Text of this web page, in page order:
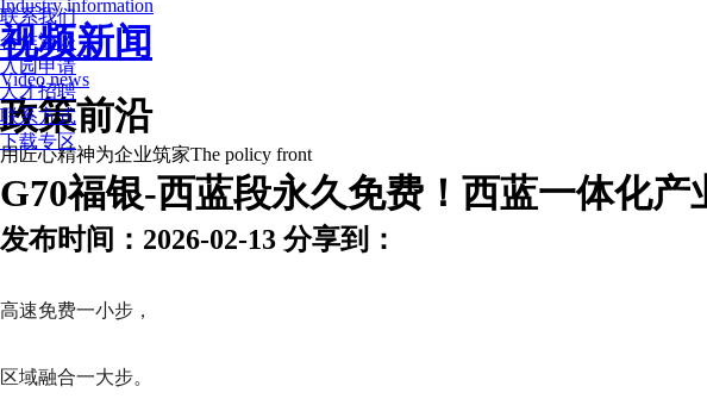
联系我们
合作洽谈
入园申请
人才招聘
联系方式
下载专区
Industry information
视频新闻
Video news
政策前沿
用匠心精神为企业筑家The policy front
G70福银-西蓝段永久免费！西蓝一体化
发布时间：2026-02-13 分享到：
高速免费一小步，
区域融合一大步。